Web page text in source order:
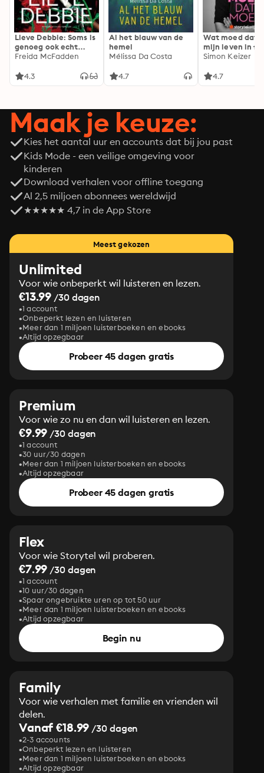
Lieve Debbie: Soms is
genoeg ook echt
genoeg...
Freida McFadden
4.3
Al het blauw van de
hemel
Mélissa Da Costa
4.7
Wat moed dat
mijn leven in
Simon Keizer
4.7
Maak je keuze:
Kies het aantal uur en accounts dat bij jou past
Kids Mode - een veilige omgeving voor
kinderen
Download verhalen voor offline toegang
Al 2,5 miljoen abonnees wereldwijd
★★★★★ 4,7 in de App Store
Meest gekozen
Unlimited
Voor wie onbeperkt wil luisteren en lezen.
€13.99 /30 dagen
1 account
Onbeperkt lezen en luisteren
Meer dan 1 miljoen luisterboeken en ebooks
Altijd opzegbaar
Probeer 45 dagen gratis
Premium
Voor wie zo nu en dan wil luisteren en lezen.
€9.99 /30 dagen
1 account
30 uur/30 dagen
Meer dan 1 miljoen luisterboeken en ebooks
Altijd opzegbaar
Probeer 45 dagen gratis
Flex
Voor wie Storytel wil proberen.
€7.99 /30 dagen
1 account
10 uur/30 dagen
Spaar ongebruikte uren op tot 50 uur
Meer dan 1 miljoen luisterboeken en ebooks
Altijd opzegbaar
Begin nu
Family
Voor wie verhalen met familie en vrienden wil
delen.
Vanaf €18.99 /30 dagen
2-3 accounts
Onbeperkt lezen en luisteren
Meer dan 1 miljoen luisterboeken en ebooks
Altijd opzegbaar